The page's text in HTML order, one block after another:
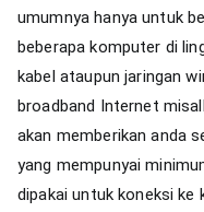
umumnya hanya untuk
beberapa komputer di
kabel ataupun jaringan
broadband Internet
akan memberikan anda
yang mempunyai
dipakai untuk koneksi ke